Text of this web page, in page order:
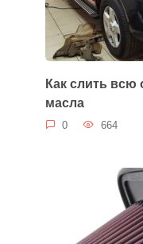
Как слить всю
масла
0 664